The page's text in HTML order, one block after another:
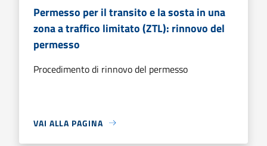
Permesso per il transito e la sosta in una
zona a traffico limitato (ZTL): rinnovo del
permesso
Procedimento di rinnovo del permesso
VAI ALLA PAGINA